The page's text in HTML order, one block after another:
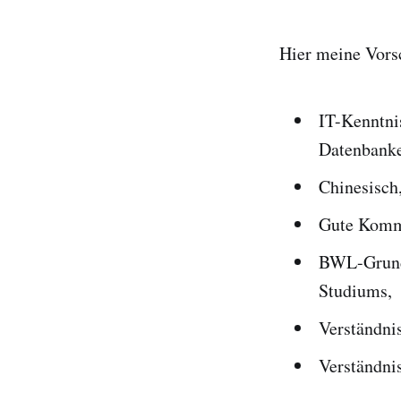
Hier meine
IT-
Gute
BWL-
Studiums,